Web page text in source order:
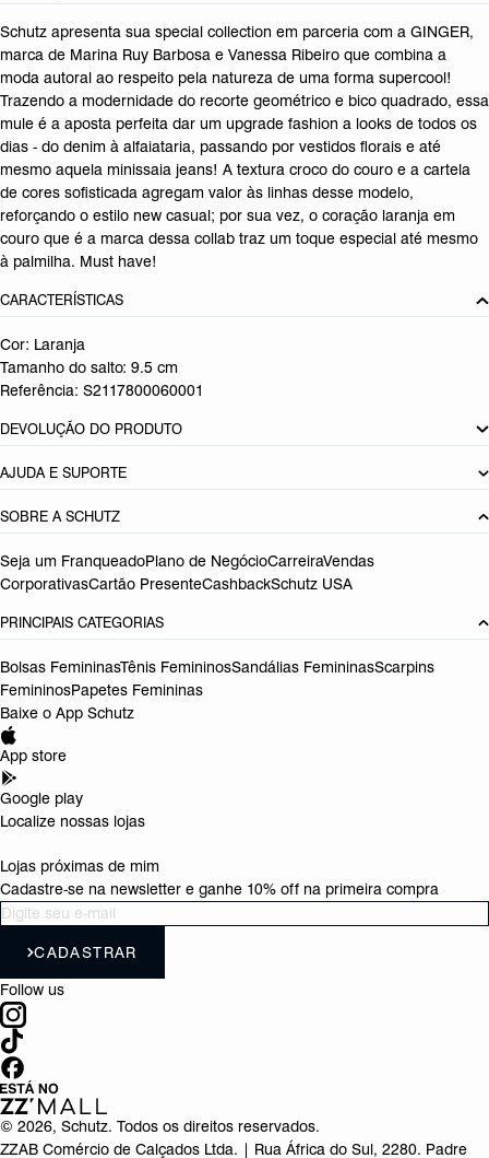
Schutz apresenta sua special collection em parceria com a GINGER,
marca de Marina Ruy Barbosa e Vanessa Ribeiro que combina a
moda autoral ao respeito pela natureza de uma forma supercool!
Trazendo a modernidade do recorte geométrico e bico quadrado, essa
mule é a aposta perfeita dar um upgrade fashion a looks de todos os
dias - do denim à alfaiataria, passando por vestidos florais e até
mesmo aquela minissaia jeans! A textura croco do couro e a cartela
de cores sofisticada agregam valor às linhas desse modelo,
reforçando o estilo new casual; por sua vez, o coração laranja em
couro que é a marca dessa collab traz um toque especial até mesmo
à palmilha. Must have!
CARACTERÍSTICAS
Cor: Laranja
Tamanho do salto: 9.5 cm
Referência: S2117800060001
DEVOLUÇÃO DO PRODUTO
AJUDA E SUPORTE
SOBRE A SCHUTZ
Seja um FranqueadoPlano de NegócioCarreiraVendas
CorporativasCartão PresenteCashbackSchutz USA
PRINCIPAIS CATEGORIAS
Bolsas FemininasTênis FemininosSandálias FemininasScarpins
FemininosPapetes Femininas
Baixe o App Schutz
App store
Google play
Localize nossas lojas
Lojas próximas de mim
Cadastre-se na newsletter e ganhe 10% off na primeira compra
CADASTRAR
Follow us
© 2026, Schutz. Todos os direitos reservados.
ZZAB Comércio de Calçados Ltda. | Rua África do Sul, 2280. Padre